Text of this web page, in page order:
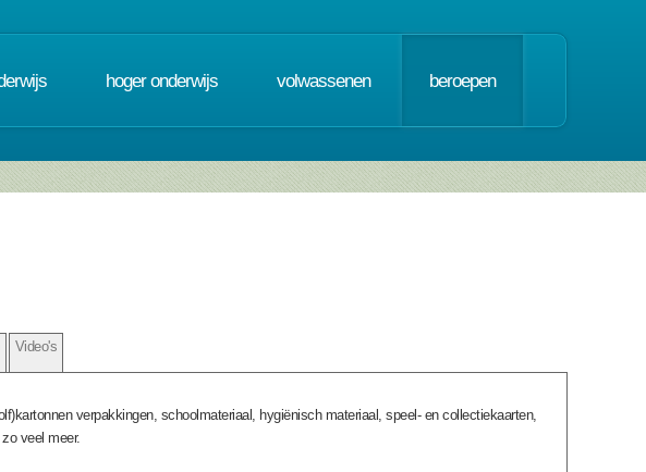
hoger onderwijs volwassenen beroepen
Video's
verpakkingen, schoolmateriaal, hygiënisch materiaal, speel- en collectiekaarten,
veel meer.